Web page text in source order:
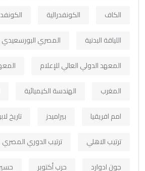
الكاف
الكونفدرالية
اللياقة البدنية
المصري البورسعيدي
المعهد الدولي العالي للإعلام
المغرب
الهندسة الكيميائية
امم افريقيا
بيراميدز
تاريخ
ترتيب الاهلي
ترتيب الدوري المصري
جون ادوارد
حرب أكتوبر